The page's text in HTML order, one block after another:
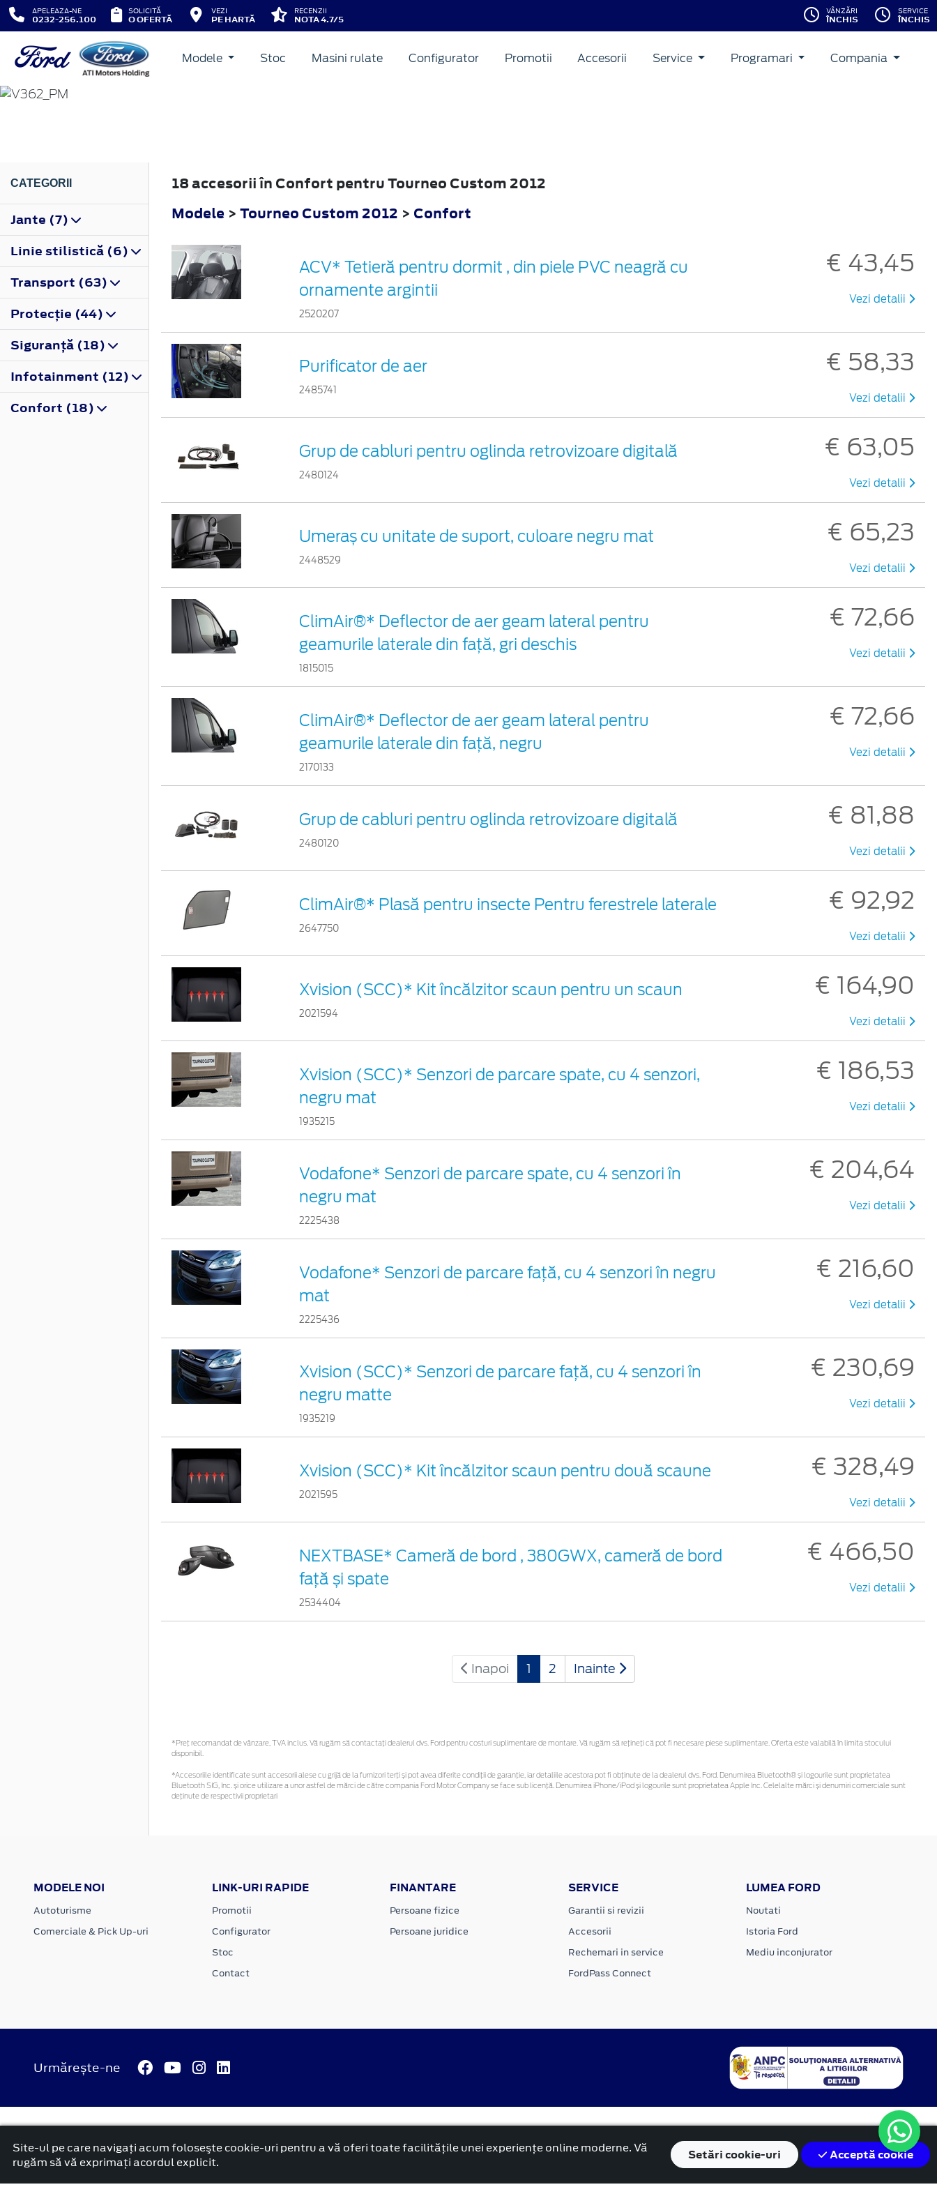
APELEAZA-NE
0232-256.100
SOLICITĂ
O OFERTĂ
VEZI
PE HARTĂ
RECENZII
NOTA 4.7/5
VÂNZĂRI
ÎNCHIS
SERVICE
ÎNCHIS
Modele Stoc Masini rulate Configurator Promotii Accesorii Service Programari Compania
TOURNEO CUSTOM
CATEGORII
Jante (7)
Linie stilistică (6)
Transport (63)
Protecţie (44)
Siguranţă (18)
Infotainment (12)
Confort (18)
18 accesorii în Confort pentru Tourneo Custom 2012
Modele > Tourneo Custom 2012 > Confort
ACV* Tetieră pentru dormit , din piele PVC neagră cu
ornamente argintii
2520207
€ 43,45
Vezi detalii
Purificator de aer
2485741
€ 58,33
Vezi detalii
Grup de cabluri pentru oglinda retrovizoare digitală
2480124
€ 63,05
Vezi detalii
Umeraș cu unitate de suport, culoare negru mat
2448529
€ 65,23
Vezi detalii
ClimAir®* Deflector de aer geam lateral pentru
geamurile laterale din faţă, gri deschis
1815015
€ 72,66
Vezi detalii
ClimAir®* Deflector de aer geam lateral pentru
geamurile laterale din faţă, negru
2170133
€ 72,66
Vezi detalii
Grup de cabluri pentru oglinda retrovizoare digitală
2480120
€ 81,88
Vezi detalii
ClimAir®* Plasă pentru insecte Pentru ferestrele laterale
2647750
€ 92,92
Vezi detalii
Xvision (SCC)* Kit încălzitor scaun pentru un scaun
2021594
€ 164,90
Vezi detalii
Xvision (SCC)* Senzori de parcare spate, cu 4 senzori,
negru mat
1935215
€ 186,53
Vezi detalii
Vodafone* Senzori de parcare spate, cu 4 senzori în
negru mat
2225438
€ 204,64
Vezi detalii
Vodafone* Senzori de parcare față, cu 4 senzori în negru
mat
2225436
€ 216,60
Vezi detalii
Xvision (SCC)* Senzori de parcare faţă, cu 4 senzori în
negru matte
1935219
€ 230,69
Vezi detalii
Xvision (SCC)* Kit încălzitor scaun pentru două scaune
2021595
€ 328,49
Vezi detalii
NEXTBASE* Cameră de bord , 380GWX, cameră de bord
față și spate
2534404
€ 466,50
Vezi detalii
Inapoi 1 2 Inainte
*Preţ recomandat de vânzare, TVA inclus. Vă rugăm să contactaţi dealerul dvs. Ford pentru costuri suplimentare de montare. Vă rugăm să rețineți că pot fi necesare piese suplimentare. Oferta este valabilă în limita stocului
disponibil.
*Accesoriile identificate sunt accesorii alese cu grijă de la furnizori terți și pot avea diferite condiții de garanție, iar detaliile acestora pot fi obținute de la dealerul dvs. Ford. Denumirea Bluetooth® și logourile sunt proprietatea
Bluetooth SIG, Inc. și orice utilizare a unor astfel de mărci de către compania Ford Motor Company se face sub licență. Denumirea iPhone/iPod și logourile sunt proprietatea Apple Inc. Celelalte mărci și denumiri comerciale sunt
deținute de respectivii proprietari
MODELE NOI
Autoturisme
Comerciale & Pick Up-uri
LINK-URI RAPIDE
Promotii
Configurator
Stoc
Contact
FINANTARE
Persoane fizice
Persoane juridice
SERVICE
Garantii si revizii
Accesorii
Rechemari in service
FordPass Connect
LUMEA FORD
Noutati
Istoria Ford
Mediu inconjurator
Urmărește-ne
© 2026 ATI Motors Termeni si conditii Confidentialitate
Politica cookies
Anunț începere proiect ”PNRR. Fonduri pentru România modernă și reformată”.
platformă dezvoltată de Workleto
Site-ul pe care navigați acum foloseşte cookie-uri pentru a vă oferi toate facilitățile unei experiențe online moderne. Vă
rugăm să vă exprimați acordul explicit.
Setăricookie-uri Acceptă cookie